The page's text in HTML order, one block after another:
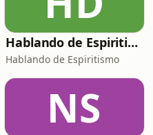
Hablando de Espiritismo
Hablando de Espiritismo
NS